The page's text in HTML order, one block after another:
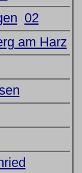
02
am Harz